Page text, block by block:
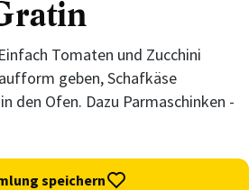
Tomaten und Zucchini
geben, Schafkäse
den Ofen. Dazu Parmaschinken -
speichern